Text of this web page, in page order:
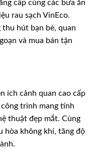
cấp cùng các bữa ăn
rau sạch VinEco.
thu hút bạn bè, quan
và mua bán tận
ích cảnh quan cao cấp
trình mang tính
thuật đẹp mắt. Cùng
hòa không khí, tăng độ